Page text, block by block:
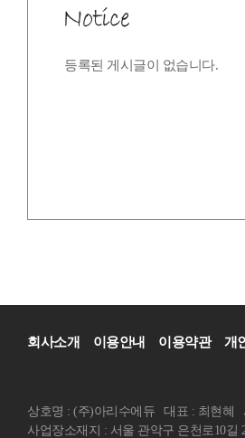
등록된 게시글이 없습니다.
회사소개 이용안내 이용약관 개
상호명 : (주)아리수에듀 대표 : 최현혜
사업장소재지 : 서울 관악구 은천로10길